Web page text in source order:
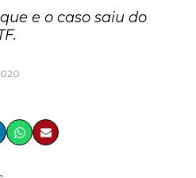
e o caso saiu do